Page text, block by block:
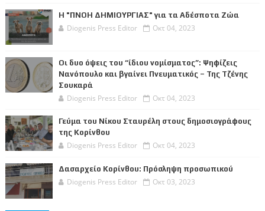
Η "ΠΝΟΗ ΔΗΜΙΟΥΡΓΙΑΣ" για τα Αδέσποτα Ζώα
Diogenis Press Editor Οκτ 04, 2023
Οι δυο όψεις του “ίδιου νομίσματος”: Ψηφίζεις
Νανόπουλο και βγαίνει Πνευματικός – Της Τζένης
Σουκαρά
Diogenis Press Editor Οκτ 04, 2023
Γεύμα του Νίκου Σταυρέλη στους δημοσιογράφους
της Κορίνθου
Diogenis Press Editor Οκτ 04, 2023
Δασαρχείο Κορίνθου: Πρόσληψη προσωπικού
Diogenis Press Editor Οκτ 03, 2023